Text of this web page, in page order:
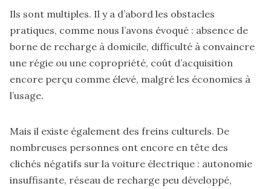
Ils sont multiples. Il y a d’abord les obstacles
pratiques, comme nous l’avons évoqué : absence de
borne de recharge à domicile, difficulté à convaincre
une régie ou une copropriété, coût d’acquisition
encore perçu comme élevé, malgré les économies à
l’usage.
Mais il existe également des freins culturels. De
nombreuses personnes ont encore en tête des
clichés négatifs sur la voiture électrique : autonomie
insuffisante, réseau de recharge peu développé,